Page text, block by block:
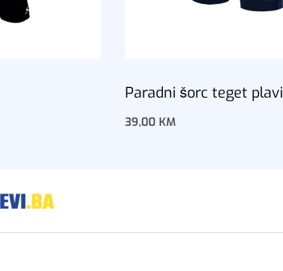
Paradni šorc teget plavi
39,00 KM